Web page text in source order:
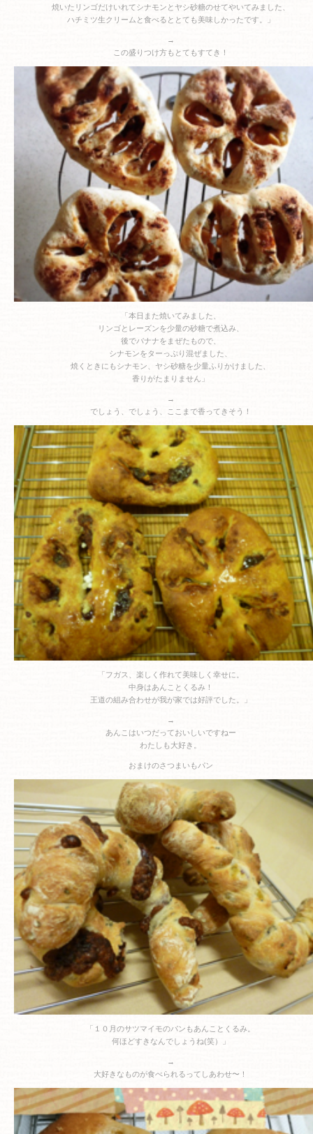
焼いたリンゴだけいれてシナモンとヤシ砂糖のせてやいてみました、
ハチミツ生クリームと食べるととても美味しかったです。」
→
この盛りつけ方もとてもすてき！
「本日また焼いてみました、
リンゴとレーズンを少量の砂糖で煮込み、
後でバナナをまぜたもので、
シナモンをターっぷり混ぜました、
焼くときにもシナモン、ヤシ砂糖を少量ふりかけました、
香りがたまりません」
→
でしょう、でしょう、ここまで香ってきそう！
「フガス、楽しく作れて美味しく幸せに。
中身はあんことくるみ！
王道の組み合わせが我が家では好評でした。」
→
あんこはいつだっておいしいですねー
わたしも大好き。
おまけのさつまいもパン
「１０月のサツマイモのパンもあんことくるみ。
何ほどすきなんでしょうね(笑）」
→
大好きなものが食べられるってしあわせ〜！